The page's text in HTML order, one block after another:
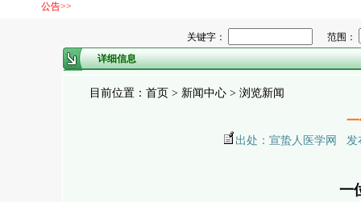
公告>>
关键字：
范围：
详细信息
目前位置：首页 > 新闻中心 > 浏览新闻
出处：宣蛰人医学网 发
一